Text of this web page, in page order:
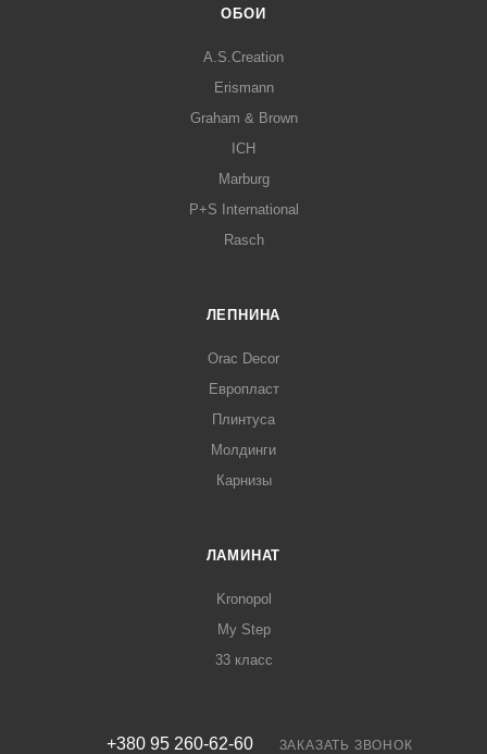
ОБОИ
A.S.Creation
Erismann
Graham & Brown
ICH
Marburg
P+S International
Rasch
ЛЕПНИНА
Orac Decor
Европласт
Плинтуса
Молдинги
Карнизы
ЛАМИНАТ
Kronopol
My Step
33 класс
+380 95 260-62-60 ЗАКАЗАТЬ ЗВОНОК